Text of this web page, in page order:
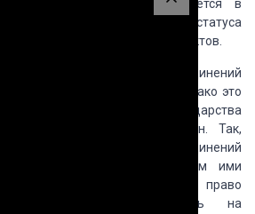
характер. Это проявляется в
правового статуса
нормативно-правовых актов.
в деятельность объединений
им широкую автономию. Однако это
со стороны государства
объединений граждан. Так,
легализацию объединений
контроль за соблюдением ими
Законом закреплено право
органов присутствовать на